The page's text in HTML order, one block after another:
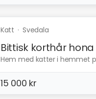
Katt ·Svedala
Bittisk korthår
Hem med katter i hemmet
15 000 kr